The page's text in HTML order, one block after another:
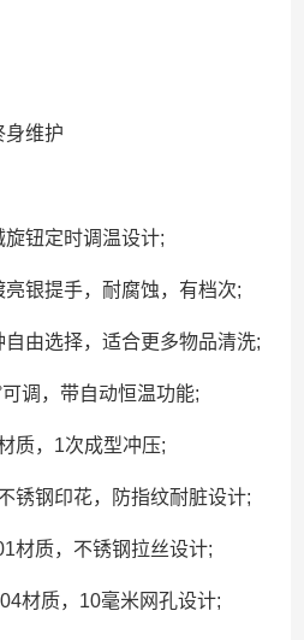
身维护
钮定时调温设计;
银提手，耐腐蚀，有档次;
由选择，适合更多物品清洗;
调，带自动恒温功能;
质，1次成型冲压;
锈钢印花，防指纹耐脏设计;
材质，不锈钢拉丝设计;
材质，10毫米网孔设计;